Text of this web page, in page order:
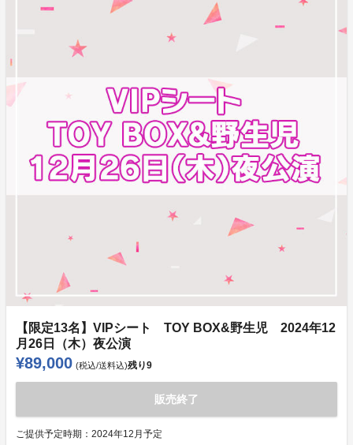
【限定13名】VIPシート TOY BOX&野生児 2024年12
月26日（木）夜公演
¥89,000 (税込/送料込)残り9
販売終了
ご提供予定時期： 2024年12月予定